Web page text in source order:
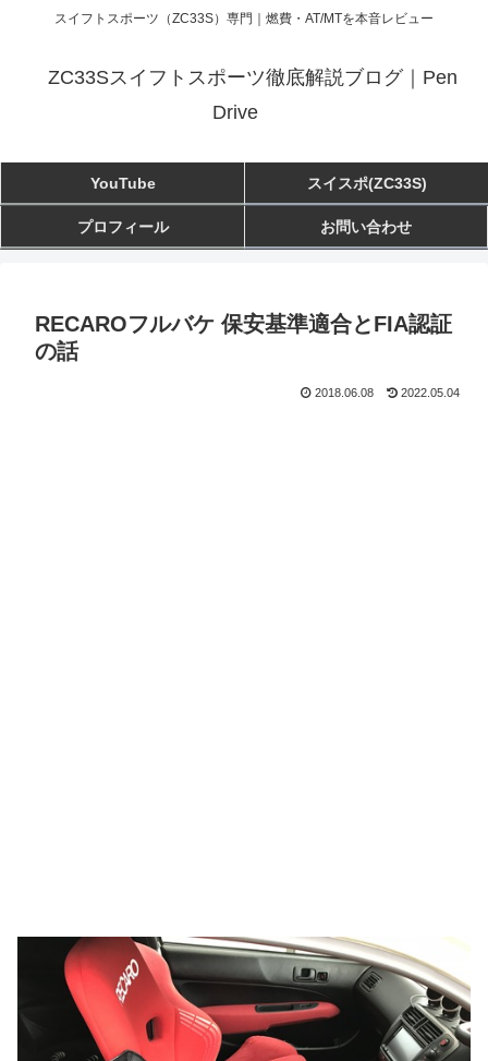
スイフトスポーツ（ZC33S）専門｜燃費・AT/MTを本音レビュー
ZC33Sスイフトスポーツ徹底解説ブログ｜Pen
Drive
YouTube スイスポ(ZC33S)
プロフィール お問い合わせ
RECAROフルバケ 保安基準適合とFIA認証
の話
2018.06.08 2022.05.04